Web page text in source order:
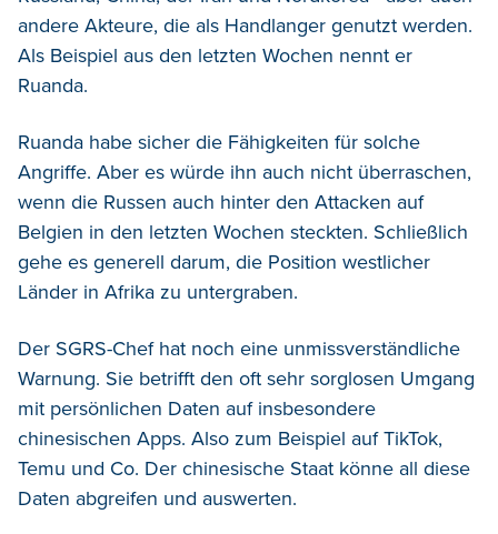
andere Akteure, die als Handlanger genutzt werden.
Als Beispiel aus den letzten Wochen nennt er
Ruanda.
Ruanda habe sicher die Fähigkeiten für solche
Angriffe. Aber es würde ihn auch nicht überraschen,
wenn die Russen auch hinter den Attacken auf
Belgien in den letzten Wochen steckten. Schließlich
gehe es generell darum, die Position westlicher
Länder in Afrika zu untergraben.
Der SGRS-Chef hat noch eine unmissverständliche
Warnung. Sie betrifft den oft sehr sorglosen Umgang
mit persönlichen Daten auf insbesondere
chinesischen Apps. Also zum Beispiel auf TikTok,
Temu und Co. Der chinesische Staat könne all diese
Daten abgreifen und auswerten.